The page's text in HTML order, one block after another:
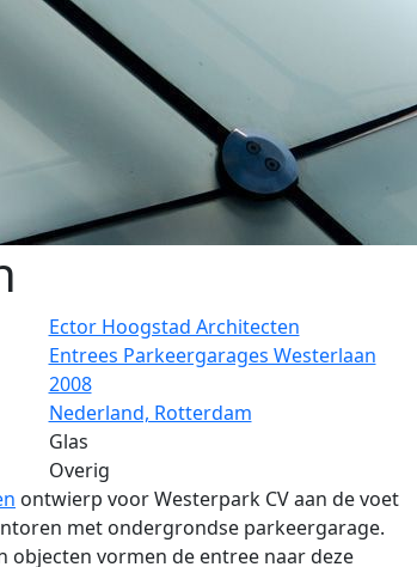
Ector Hoogstad Architecten
Entrees Parkeergarages Westerlaan
2008
Nederland, Rotterdam
Glas
Overig
ontwierp voor Westerpark CV aan de voet
met ondergrondse parkeergarage.
objecten vormen de entree naar deze